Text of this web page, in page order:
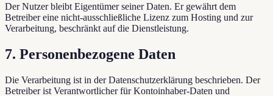
Der Nutzer bleibt Eigentümer seiner Daten. Er gewährt dem
Betreiber eine nicht-ausschließliche Lizenz zum Hosting und zur
Verarbeitung, beschränkt auf die Dienstleistung.
7. Personenbezogene Daten
Die Verarbeitung ist in der Datenschutzerklärung beschrieben. Der
Betreiber ist Verantwortlicher für Kontoinhaber-Daten und